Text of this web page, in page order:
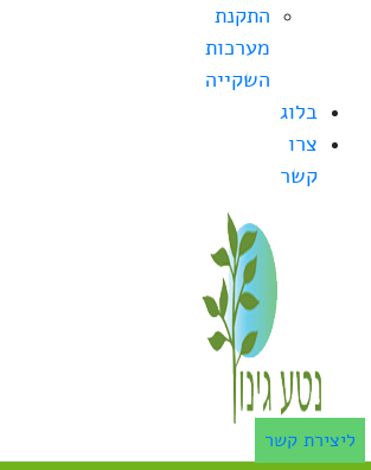
התקנת
מערכות
השקייה
בלוג
צרו
קשר
ליצירת קשר